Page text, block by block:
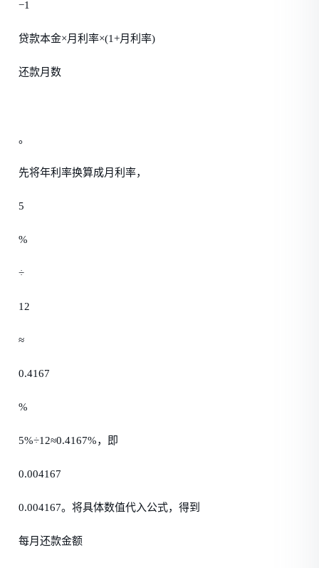
−1
贷款本金×月利率×(1+月利率)
还款月数
。
先将年利率换算成月利率，
5
%
÷
12
≈
0.4167
%
5%÷12≈0.4167%，即
0.004167
0.004167。将具体数值代入公式，得到
每月还款金额